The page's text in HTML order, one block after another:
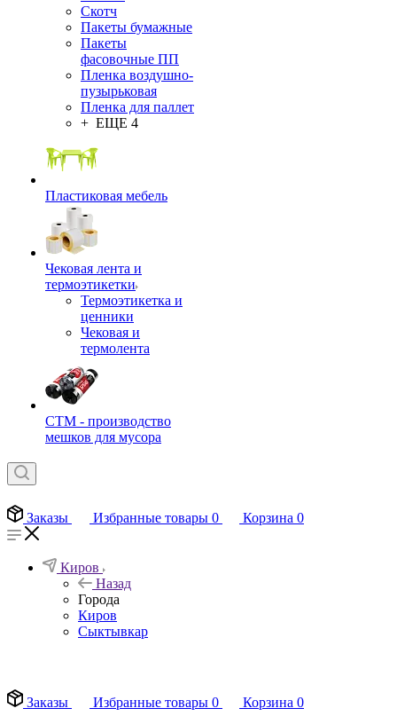
Скотч
Пакеты бумажные
Пакеты
фасовочные ПП
Пленка воздушно-
пузырьковая
Пленка для паллет
+ ЕЩЕ 4
Пластиковая мебель
Чековая лента и
термоэтикетки
Термоэтикетка и
ценники
Чековая и
термолента
СТМ - производство
мешков для мусора
Заказы Избранные товары 0 Корзина 0
Киров
Назад
Города
Киров
Сыктывкар
Заказы
Избранные товары 0 Корзина 0